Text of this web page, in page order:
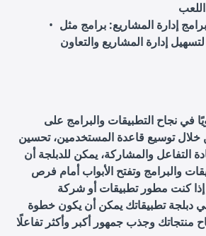
برامج إدارة المشاريع: برامج مثل Trello تقدم واجهات
إدارة المشاريع والتعاون
في نجاح التطبيقات والبرامج على
خلال توسيع قاعدة المستخدمين، تحسين
التفاعل والمشاركة، يمكن للدبلجة أن
والبرامج وتفتح الأبواب أمام فرص
إذا كنت مطور تطبيقات أو شركة
في دبلجة تطبيقاتك يمكن أن يكون خطوة